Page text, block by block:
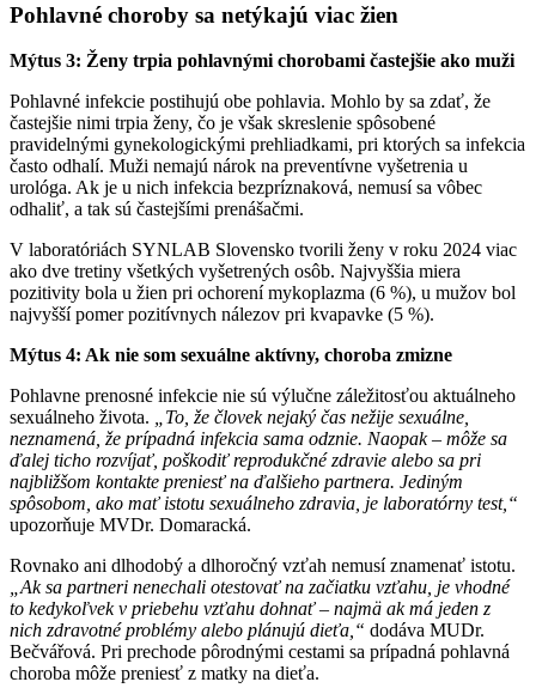
Pohlavné choroby sa netýkajú viac žien
Mýtus 3: Ženy trpia pohlavnými chorobami častejšie ako muži
Pohlavné infekcie postihujú obe pohlavia. Mohlo by sa zdať, že
častejšie nimi trpia ženy, čo je však skreslenie spôsobené
pravidelnými gynekologickými prehliadkami, pri ktorých sa infekcia
často odhalí. Muži nemajú nárok na preventívne vyšetrenia u
urológa. Ak je u nich infekcia bezpríznaková, nemusí sa vôbec
odhaliť, a tak sú častejšími prenášačmi.
V laboratóriách SYNLAB Slovensko tvorili ženy v roku 2024 viac
ako dve tretiny všetkých vyšetrených osôb. Najvyššia miera
pozitivity bola u žien pri ochorení mykoplazma (6 %), u mužov bol
najvyšší pomer pozitívnych nálezov pri kvapavke (5 %).
Mýtus 4: Ak nie som sexuálne aktívny, choroba zmizne
Pohlavne prenosné infekcie nie sú výlučne záležitosťou aktuálneho
sexuálneho života.
„To, že človek nejaký čas nežije sexuálne,
neznamená, že prípadná infekcia sama odznie. Naopak – môže sa
ďalej ticho rozvíjať, poškodiť reprodukčné zdravie alebo sa pri
najbližšom kontakte preniesť na ďalšieho partnera. Jediným
spôsobom, ako mať istotu sexuálneho zdravia, je laboratórny test,“
upozorňuje MVDr. Domaracká.
Rovnako ani dlhodobý a dlhoročný vzťah nemusí znamenať istotu.
„Ak sa partneri nenechali otestovať na začiatku vzťahu, je vhodné
to kedykoľvek v priebehu vzťahu dohnať – najmä ak má jeden z
nich zdravotné problémy alebo plánujú dieťa,“ dodáva MUDr.
Bečvářová. Pri prechode pôrodnými cestami sa prípadná pohlavná
choroba môže preniesť z matky na dieťa.